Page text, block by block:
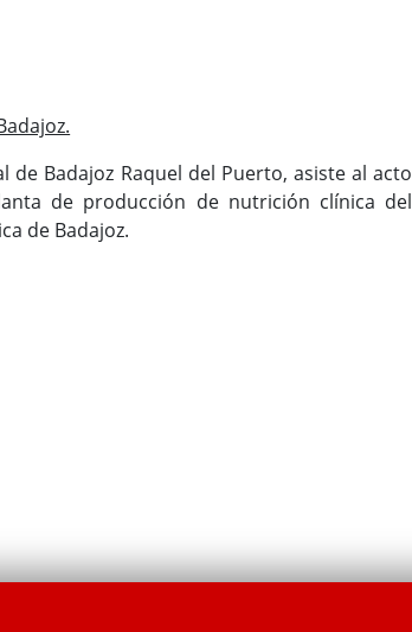
Badajoz Raquel del Puerto, asiste al acto
de producción de nutrición clínica del
de Badajoz.